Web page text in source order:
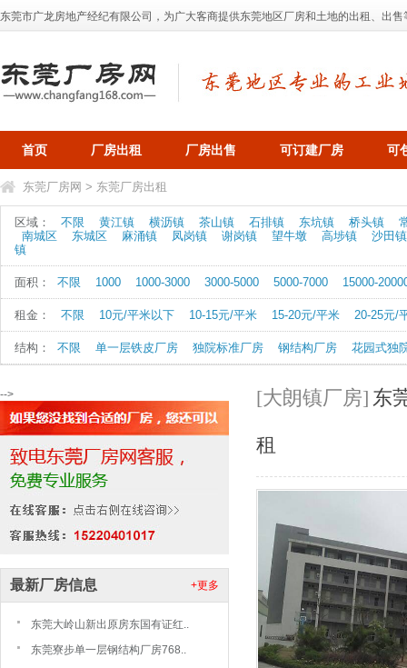
东莞市广龙房地产经纪有限公司，为广大客商提供东莞地区厂房和土地的出租、出
首页 厂房出租 厂房出售 可订建厂房 可
东莞厂房网 > 东莞厂房出租
区域： 不限 黄江镇 横沥镇 茶山镇 石排镇 东坑镇 桥头镇
南城区
东城区 麻涌镇 凤岗镇 谢岗镇 望牛墩 高埗镇
沙田镇
镇
面积： 不限 1000 1000-3000 3000-5000 5000-7000 15000-
租金： 不限 10元/平米以下 10-15元/平米 15-20元/平米 20-25元/
结构： 不限 单一层铁皮厂房 独院标准厂房 钢结构厂房 花园式独
-->
+更多
最新厂房信息
东莞大岭山新出原房东国有证红..
东莞寮步单一层钢结构厂房768..
[大朗镇厂房] 东
租